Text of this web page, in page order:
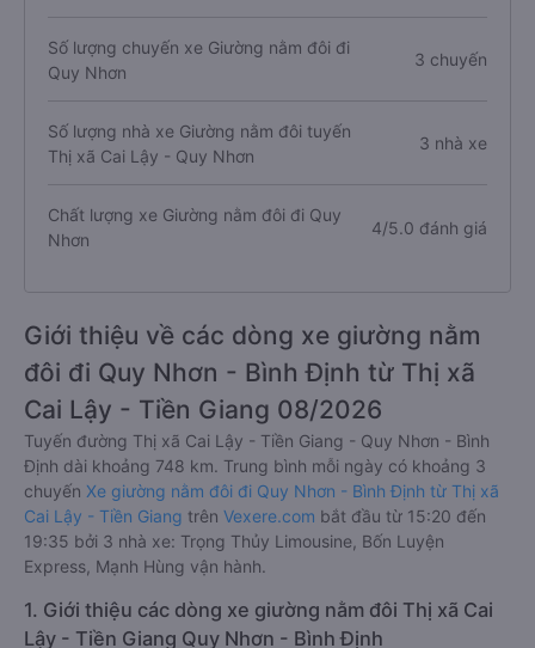
Số lượng chuyến xe Giường nằm đôi đi
Quy Nhơn
3 chuyến
Số lượng nhà xe Giường nằm đôi tuyến
Thị xã Cai Lậy - Quy Nhơn
3 nhà xe
Chất lượng xe Giường nằm đôi đi Quy
Nhơn
4/5.0 đánh giá
Giới thiệu về các dòng xe giường nằm
đôi đi Quy Nhơn - Bình Định từ Thị xã
Cai Lậy - Tiền Giang 08/2026
Tuyến đường Thị xã Cai Lậy - Tiền Giang - Quy Nhơn - Bình
Định dài khoảng 748 km. Trung bình mỗi ngày có khoảng 3
chuyến Xe giường nằm đôi đi Quy Nhơn - Bình Định từ Thị xã
Cai Lậy - Tiền Giang trên Vexere.com bắt đầu từ 15:20 đến
19:35 bởi 3 nhà xe: Trọng Thủy Limousine, Bốn Luyện
Express, Mạnh Hùng vận hành.
1. Giới thiệu các dòng xe giường nằm đôi Thị xã Cai
Lậy - Tiền Giang Quy Nhơn - Bình Định